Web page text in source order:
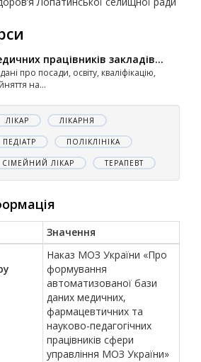
працівників закладів...
про посади, освіту, кваліфікацію,
на...
ЛІКАР ЛІКАРНЯ
ПЕДІАТР ПОЛІКЛІНІКА
СІМЕЙНИЙ ЛІКАР ТЕРАПЕВТ
Значення
Наказ МОЗ України «Про
формування
автоматизованої бази
даних медичних,
фармацевтичних та
науково-педагогічних
працівників сфери
управління МОЗ України»